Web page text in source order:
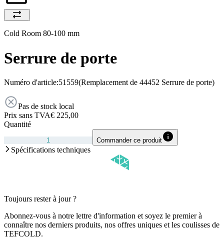
Cold Room 80-100 mm
Serrure de porte
Numéro d'article:51559(Remplacement de 44452 Serrure de porte)
Pas de stock local
Prix sans TVA€ 225,00
Quantité
Commander ce produit
Spécifications techniques
Toujours rester à jour ?
Abonnez-vous à notre lettre d'information et soyez le premier à
connaître nos derniers produits, nos offres uniques et les coulisses de
TEFCOLD.